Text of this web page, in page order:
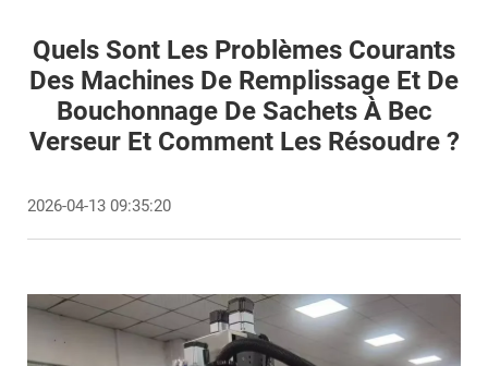
Quels Sont Les Problèmes Courants
Des Machines De Remplissage Et De
Bouchonnage De Sachets À Bec
Verseur Et Comment Les Résoudre ?
2026-04-13 09:35:20